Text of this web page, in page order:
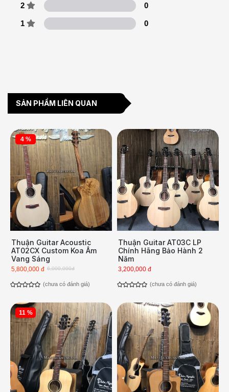
2 0
1 0
SẢN PHẨM LIÊN QUAN
4 %
Thuận Guitar Acoustic
AT02CX Custom Koa Âm
Vang Sáng
6,000,000đ
5,800,000 đ
(chưa có đánh giá)
Thuận Guitar AT03C LP
Chính Hãng Bảo Hành 2
Năm
3,200,000 đ
(chưa có đánh giá)
11 %